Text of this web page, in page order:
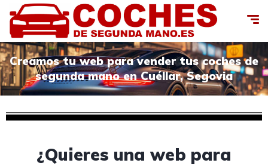
Creamos tu web para vender tus coches de
segunda mano en Cuéllar, Segovia
¿Quieres una web para